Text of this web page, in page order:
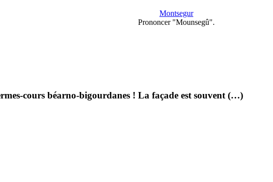
Montsegur
Prononcer "Mounsegû".
cours béarno-bigourdanes ! La façade est souvent (…)